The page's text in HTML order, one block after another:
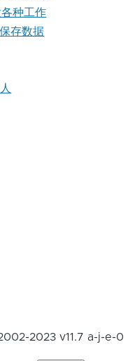
种工作
存数据
2023 v11.7 a-j-e-0